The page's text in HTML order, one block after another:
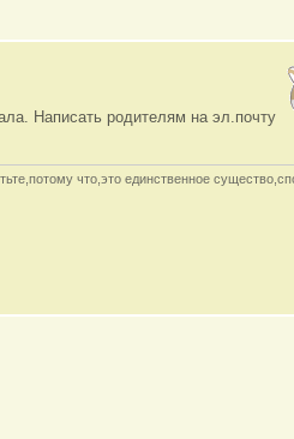
Написать родителям на эл.почту
что,это единственное